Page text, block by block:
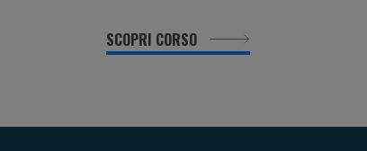
SCOPRI CORSO